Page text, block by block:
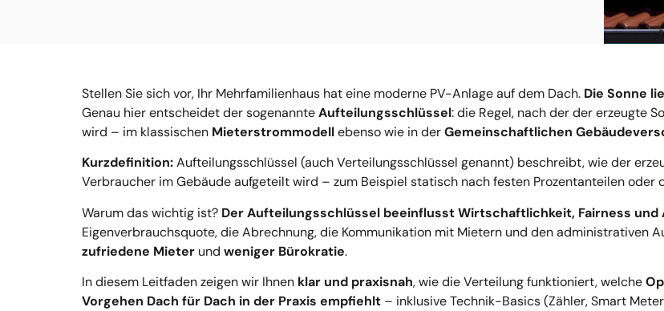
Stellen Sie sich vor, Ihr Mehrfamilienhaus hat eine moderne PV-Anlage auf dem Dach. Die Sonne
Genau hier entscheidet der sogenannteAufteilungsschlüssel: die Regel, nach der der erzeugte
wird – im klassischen Mieterstrommodellebenso wie in derGemeinschaftlichen
Kurzdefinition:Aufteilungsschlüssel (auch Verteilungsschlüssel genannt) beschreibt, wie der
Verbraucher im Gebäude aufgeteilt wird – zum Beispiel statisch nach festen Prozentanteilen
Warum das wichtig ist? Der Aufteilungsschlüssel beeinflusst Wirtschaftlichkeit, Fairness und
Eigenverbrauchsquote, die Abrechnung, die Kommunikation mit Mietern und den administrativen
zufriedene Mieter und weniger Bürokratie.
In diesem Leitfaden zeigen wir Ihnen klar und praxisnah, wie die Verteilung funktioniert, welche
Vorgehen Dach für Dach in der Praxis empfiehlt – inklusive Technik-Basics (Zähler, Smart